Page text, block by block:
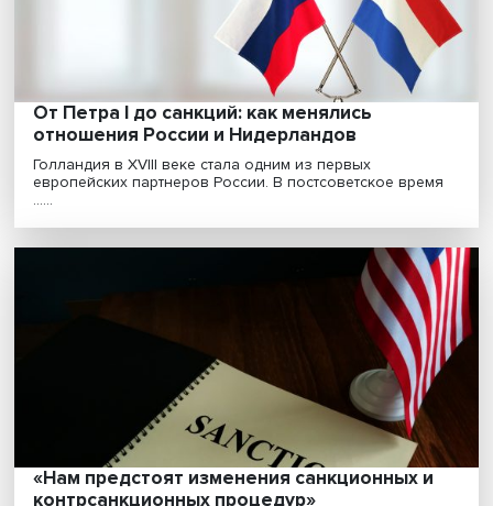
Российские компании привыкли работать в условиях
кризиса — только за последние четыре года по
Санкции как триггер: вводимые
помогают качественной перестройке
Вопреки всем прогнозам, санкции, введенные
России в 2022 году, не привели к критическому с......